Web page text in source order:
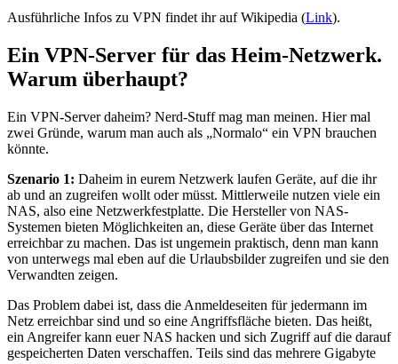
Ausführliche Infos zu VPN findet ihr auf Wikipedia (Link).
Ein VPN-Server für das Heim-Netzwerk.
Warum überhaupt?
Ein VPN-Server daheim? Nerd-Stuff mag man meinen. Hier mal
zwei Gründe, warum man auch als „Normalo“ ein VPN brauchen
könnte.
Szenario 1: Daheim in eurem Netzwerk laufen Geräte, auf die ihr
ab und an zugreifen wollt oder müsst. Mittlerweile nutzen viele ein
NAS, also eine Netzwerkfestplatte. Die Hersteller von NAS-
Systemen bieten Möglichkeiten an, diese Geräte über das Internet
erreichbar zu machen. Das ist ungemein praktisch, denn man kann
von unterwegs mal eben auf die Urlaubsbilder zugreifen und sie den
Verwandten zeigen.
Das Problem dabei ist, dass die Anmeldeseiten für jedermann im
Netz erreichbar sind und so eine Angriffsfläche bieten. Das heißt,
ein Angreifer kann euer NAS hacken und sich Zugriff auf die darauf
gespeicherten Daten verschaffen. Teils sind das mehrere Gigabyte